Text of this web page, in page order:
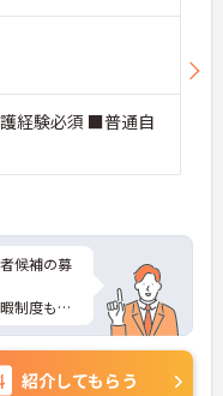
経験必須 ■普通自
候補の募
制度もあ
、さらに
談くださ
紹介してもらう